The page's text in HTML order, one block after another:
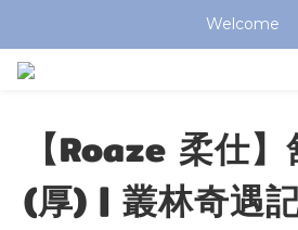
全館滿 $799 免運費 (僅提供台灣本島
Welcome
全館滿 $799 免運費 (僅提供台灣本島
【Roaze 柔仕
(厚) | 叢林奇遇